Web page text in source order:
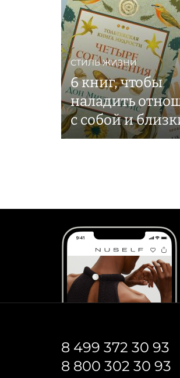
СТИЛЬ ЖИЗНИ
6 книг, чтобы
наладить
с собой и
8 499 372 30 93
8 800 302 30 93